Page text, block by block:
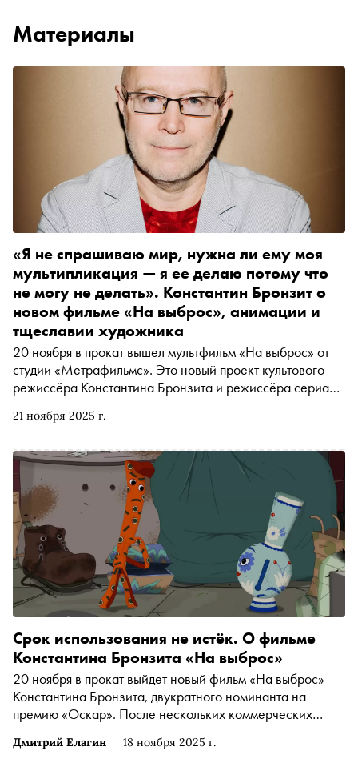
Материалы
21 ноября 2025 г.
«Я не спрашиваю мир, нужна ли ему моя
мультипликация — я ее делаю потому что
не могу не делать». Константин Бронзит о
новом фильме «На выброс», анимации и
тщеславии художника
20 ноября в прокат вышел мультфильм «На выброс» от
студии «Метрафильмс». Это новый проект культового
режиссёра Константина Бронзита и режиссёра сериала
«Сноба» Александру Юдину Константин Бронзит
тщеславие в кино — неизбежность и как «потолок»
личности автора определяет уровень его картин
Дмитрий Елагин 18 ноября 2025 г.
Срок использования не истёк. О фильме
Константина Бронзита «На выброс»
20 ноября в прокат выйдет новый фильм «На выброс»
Константина Бронзита, двукратного номинанта на
премию «Оскар». После нескольких коммерческих
посвящена принятию смерти. О том, чем картина «На